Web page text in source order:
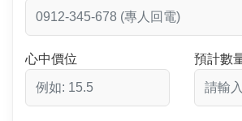
心中價位
預計數